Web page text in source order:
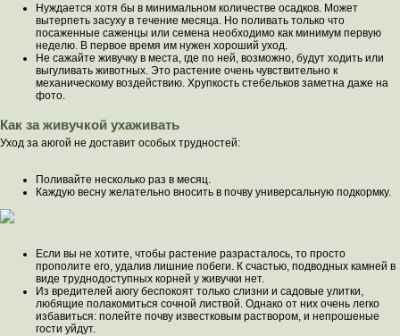
Нуждается хотя бы в минимальном количестве осадков. Может
вытерпеть засуху в течение месяца. Но поливать только что
посаженные саженцы или семена необходимо как минимум первую
неделю. В первое время им нужен хороший уход.
Не сажайте живучку в места, где по ней, возможно, будут ходить или
выгуливать животных. Это растение очень чувствительно к
механическому воздействию. Хрупкость стебельков заметна даже на
фото.
Как за живучкой ухаживать
Уход за аюгой не доставит особых трудностей:
Поливайте несколько раз в месяц.
Каждую весну желательно вносить в почву универсальную подкормку.
Если вы не хотите, чтобы растение разрасталось, то просто
прополите его, удалив лишние побеги. К счастью, подводных камней в
виде труднодоступных корней у живучки нет.
Из вредителей аюгу беспокоят только слизни и садовые улитки,
любящие полакомиться сочной листвой. Однако от них очень легко
избавиться: полейте почву известковым раствором, и непрошеные
гости уйдут.